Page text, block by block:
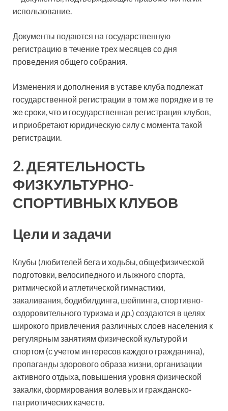
использование.
Документы подаются на государственную
регистрацию в течение трех месяцев со дня
проведения общего собрания.
Изменения и дополнения в уставе клуба подлежат
государственной регистрации в том же порядке и в те
же сроки, что и государственная регистрация клубов,
и приобретают юридическую силу с момента такой
регистрации.
2. ДЕЯТЕЛЬНОСТЬ
ФИЗКУЛЬТУРНО-
СПОРТИВНЫХ КЛУБОВ
Цели и задачи
Клубы (любителей бега и ходьбы, общефизической
подготовки, велосипедного и лыжного спорта,
ритмической и атлетической гимнастики,
закаливания, бодибилдинга, шейпинга, спортивно-
оздоровительного туризма и др.) создаются в целях
широкого привлечения различных слоев населения к
регулярным занятиям физической культурой и
спортом (с учетом интересов каждого гражданина),
пропаганды здорового образа жизни, организации
активного отдыха, повышения уровня физической
закалки, формирования волевых и гражданско-
патриотических качеств.